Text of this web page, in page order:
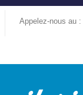
Appelez-nous au :